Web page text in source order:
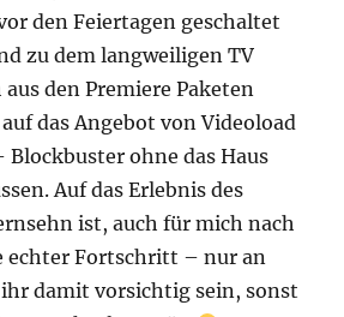
den Feiertagen geschaltet
zu dem langweiligen TV
den Premiere Paketen
das Angebot von Videoload
ohne das Haus
Auf das Erlebnis des
ist, auch für mich nach
echter Fortschritt – nur an
damit vorsichtig sein, sonst